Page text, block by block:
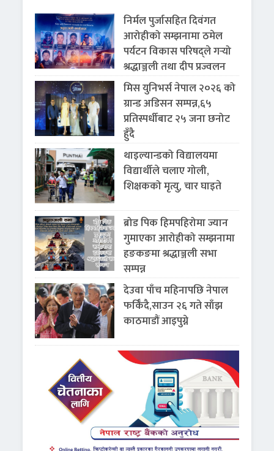
निर्मल पुर्जासहित दिवंगत
आरोहीको सम्झनामा ठमेल
पर्यटन विकास परिषद्ले गर्‍यो
श्रद्धाञ्जली तथा दीप प्रज्वलन
मिस युनिभर्स नेपाल २०२६ को
ग्रान्ड अडिसन सम्पन्न,६५
प्रतिस्पर्धीबाट २५ जना छनोट
हुँदै
थाइल्यान्डको विद्यालयमा
विद्यार्थीले चलाए गोली,
शिक्षकको मृत्यु, चार घाइते
ब्रोड पिक हिमपहिरोमा ज्यान
गुमाएका आरोहीको सम्झनामा
हङकङमा श्रद्धाञ्जली सभा
सम्पन्न
देउवा पाँच महिनापछि नेपाल
फर्किँदै,साउन २६ गते साँझ
काठमाडौं आइपुग्ने